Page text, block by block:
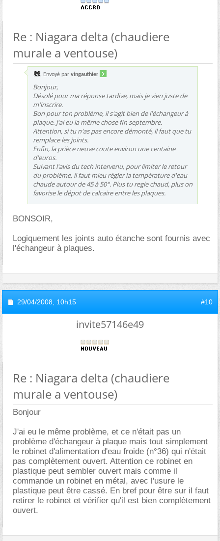
Re : Niagara delta (chaudiere
murale a ventouse)
Envoyé par vingauthier
Bonjour,
Désolé pour ma réponse tardive, mais je vien juste de
m'inscrire.
Bon pour ton problème, il s'agit bien de l'échangeur à
plaque. J'ai eu la même chose fin septembre.
Attention, si tu n'as pas encore démonté, il faut que tu
remplace les joints.
Enfin, la prièce neuve coute environ une centaine
d'euros.
Suivant l'avis du tech intervenu, pour limiter le retour
du problème, il faut mieu régler la température d'eau
chaude autour de 45 à 50°. Plus tu regle chaud, plus on
favorise le dépot de calcaire entre les plaques.
BONSOIR,
Logiquement les joints auto étanche sont fournis avec
l'échangeur à plaques.
29/04/2008, 10h15 #10
invite57146e49
Re : Niagara delta (chaudiere
murale a ventouse)
Bonjour
J'ai eu le même problème, et ce n'était pas un
problème d'échangeur à plaque mais tout simplement
le robinet d'alimentation d'eau froide (n°36) qui n'était
pas complètement ouvert. Attention ce robinet en
plastique peut sembler ouvert mais comme il
commande un robinet en métal, avec l'usure le
plastique peut être cassé. En bref pour être sur il faut
retirer le robinet et vérifier qu'il est bien complètement
ouvert.